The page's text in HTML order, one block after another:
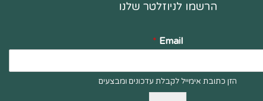
הרשמו לניוזלטר שלנו
Email
*
הזן כתובת אימייל לקבלת עדכונים ומבצעים